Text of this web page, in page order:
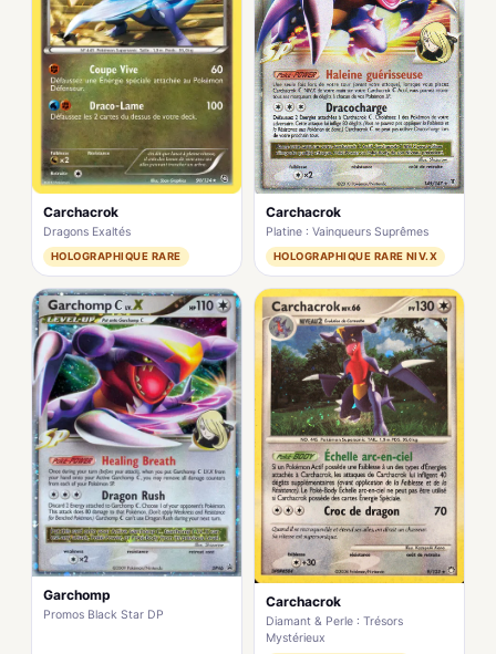
Carchacrok
Dragons Exaltés
HOLOGRAPHIQUE RARE
Carchacrok
Platine : Vainqueurs Suprêmes
HOLOGRAPHIQUE RARE NIV.X
Garchomp
Promos Black Star DP
Carchacrok
Diamant & Perle : Trésors
Mystérieux